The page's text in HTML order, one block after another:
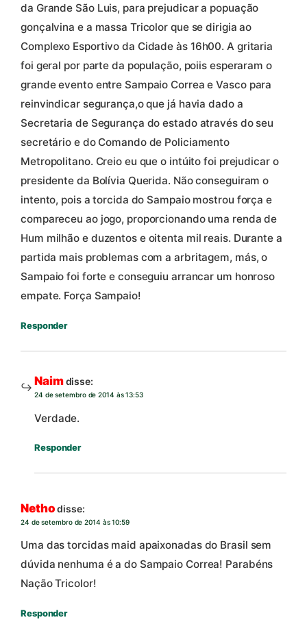
da Grande São Luis, para prejudicar a popuação
gonçalvina e a massa Tricolor que se dirigia ao
Complexo Esportivo da Cidade às 16h00. A gritaria
foi geral por parte da população, poiis esperaram o
grande evento entre Sampaio Correa e Vasco para
reinvindicar segurança,o que já havia dado a
Secretaria de Segurança do estado através do seu
secretário e do Comando de Policiamento
Metropolitano. Creio eu que o intúito foi prejudicar o
presidente da Bolívia Querida. Não conseguiram o
intento, pois a torcida do Sampaio mostrou força e
compareceu ao jogo, proporcionando uma renda de
Hum milhão e duzentos e oitenta mil reais. Durante a
partida mais problemas com a arbritagem, más, o
Sampaio foi forte e conseguiu arrancar um honroso
empate. Força Sampaio!
Responder
Naimdisse:
24 de setembro de 2014 às 13:53
Verdade.
Responder
Netho disse:
24 de setembro de 2014 às 10:59
Uma das torcidas maid apaixonadas do Brasil sem
dúvida nenhuma é a do Sampaio Correa! Parabéns
Nação Tricolor!
Responder